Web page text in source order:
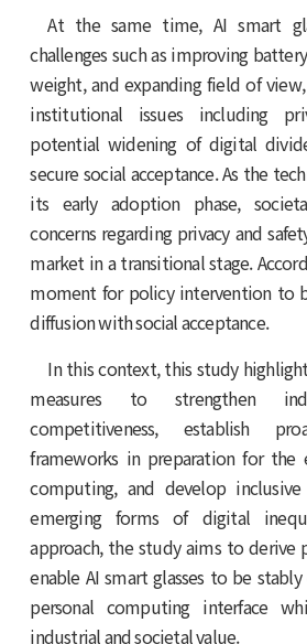
At the same time, AI smart
challenges such as improving
weight, and expanding field of
institutional issues including
potential widening of digital
secure social acceptance. As the
its early adoption phase,
concerns regarding privacy and
market in a transitional stage.
moment for policy intervention to
diffusion with social acceptance.
In this context, this study
measures to strengthen
competitiveness, establish
frameworks in preparation for the
computing, and develop
emerging forms of digital
approach, the study aims to
enable AI smart glasses to be
personal computing interface
industrial and societal value.